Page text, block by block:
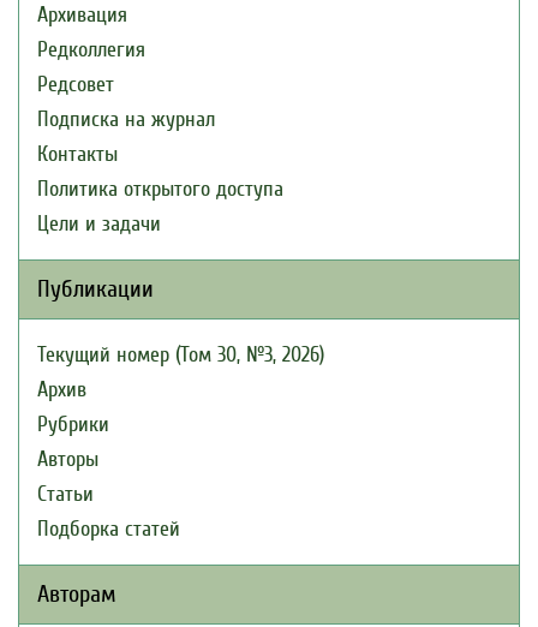
Архивация
Редколлегия
Редсовет
Подписка на журнал
Контакты
Политика открытого доступа
Цели и задачи
Публикации
Текущий номер (Том 30, №3, 2026)
Архив
Рубрики
Авторы
Статьи
Подборка статей
Авторам